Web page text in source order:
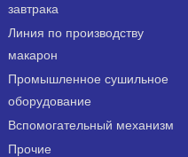
завтрака
Линия по производству
макарон
Промышленное сушильное
оборудование
Вспомогательный механизм
Прочие